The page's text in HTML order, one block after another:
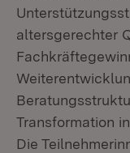
altersgerechter
Transformation
Die